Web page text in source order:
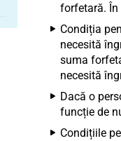
forfetară. În
Condiția
necesită
suma
necesită
Dacă o
funcție de
Condițiile